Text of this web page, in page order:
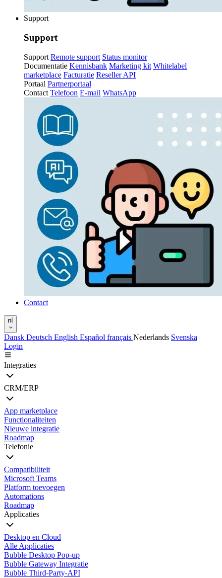
Support
Support
Support Remote support Status monitor
Documentatie Kennisbank Marketing kit Whitelabel
marketplace Facturatie Reseller API
Portaal Partnerportaal
Contact Telefoon E-mail WhatsApp
Contact
nl
Dansk Deutsch English Español français Nederlands Svenska
Login
Integraties
CRM/ERP
App marketplace
Functionaliteiten
Nieuwe integratie
Roadmap
Telefonie
Compatibiliteit
Microsoft Teams
Platform toevoegen
Automations
Roadmap
Applicaties
Desktop en Cloud
Alle Applicaties
Bubble Desktop Pop-up
Bubble Gateway Integratie
Bubble Third-Party-API